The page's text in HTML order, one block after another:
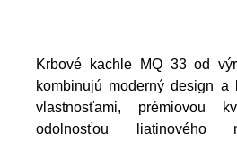
Krbové kachle MQ 33 od
kombinujú moderný design a
vlastnosťami, prémiovou
odolnosťou liatinového